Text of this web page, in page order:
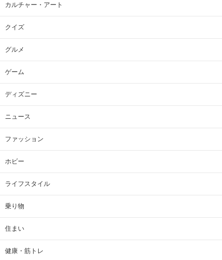
カルチャー・アート
クイズ
グルメ
ゲーム
ディズニー
ニュース
ファッション
ホビー
ライフスタイル
乗り物
住まい
健康・筋トレ